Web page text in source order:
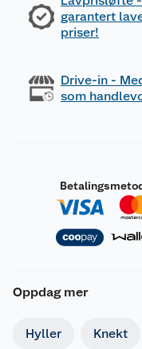
garantert
priser!
Drive-in -
som
Oppdag mer
Hyller Knekt